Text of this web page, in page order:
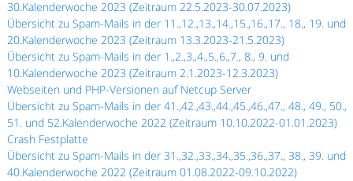
30.Kalenderwoche 2023 (Zeitraum 22.5.2023-30.07.2023)
Übersicht zu Spam-Mails in der 11.,12.,13.,14.,15.,16.,17., 18., 19. und
20.Kalenderwoche 2023 (Zeitraum 13.3.2023-21.5.2023)
Übersicht zu Spam-Mails in der 1.,2.,3.,4.,5.,6.,7., 8., 9. und
10.Kalenderwoche 2023 (Zeitraum 2.1.2023-12.3.2023)
Webseiten und PHP-Versionen auf Netcup Server
Übersicht zu Spam-Mails in der 41.,42.,43.,44.,45.,46.,47., 48., 49., 50.,
51. und 52.Kalenderwoche 2022 (Zeitraum 10.10.2022-01.01.2023)
Crash Festplatte
Übersicht zu Spam-Mails in der 31.,32.,33.,34.,35.,36.,37., 38., 39. und
40.Kalenderwoche 2022 (Zeitraum 01.08.2022-09.10.2022)